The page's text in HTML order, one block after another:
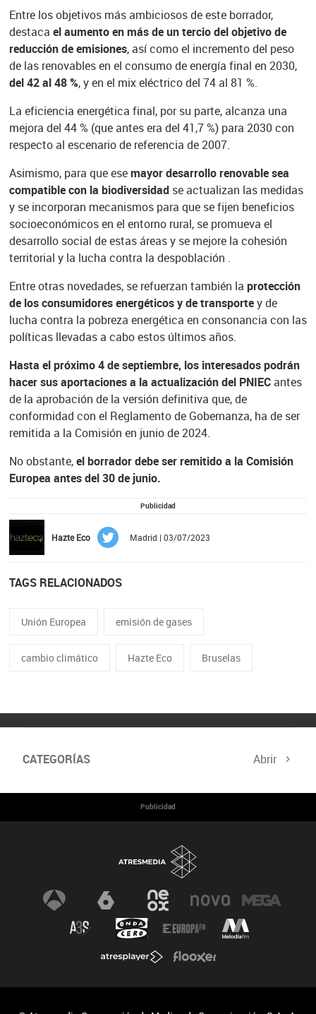
Entre los objetivos más ambiciosos de este borrador,
destaca el aumento en más de un tercio del objetivo de
reducción de emisiones, así como el incremento del peso
de las renovables en el consumo de energía final en 2030,
del 42 al 48 %, y en el mix eléctrico del 74 al 81 %.
La eficiencia energética final, por su parte, alcanza una
mejora del 44 % (que antes era del 41,7 %) para 2030 con
respecto al escenario de referencia de 2007.
Asimismo, para que esemayor desarrollo renovable sea
compatible con la biodiversidadse actualizan las medidas
y se incorporan mecanismos para que se fijen beneficios
socioeconómicos en el entorno rural, se promueva el
desarrollo social de estas áreas y se mejore la cohesión
territorial y la lucha contra la despoblación .
Entre otras novedades, se refuerzan también la protección
de los consumidores energéticos y de transportey de
lucha contra la pobreza energética en consonancia con las
políticas llevadas a cabo estos últimos años.
Hasta el próximo 4 de septiembre, los interesados podrán
hacer sus aportaciones a la actualización del PNIECantes
de la aprobación de la versión definitiva que, de
conformidad con el Reglamento de Gobernanza, ha de ser
remitida a la Comisión en junio de 2024.
No obstante,el borrador debe ser remitido a la Comisión
Europea antes del 30 de junio.
Publicidad
Hazte Eco Madrid | 03/07/2023
TAGS RELACIONADOS
Unión Europea emisión de gases
cambio climático Hazte Eco Bruselas
CATEGORÍAS Abrir
Cumbre del Clima Programa Hazte Eco
Publicidad